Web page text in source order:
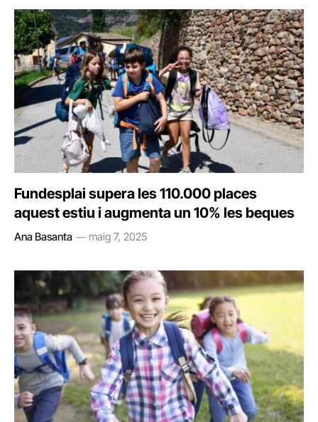
Fundesplai supera les 110.000 places
aquest estiu i augmenta un 10% les beques
Ana Basanta maig 7, 2025